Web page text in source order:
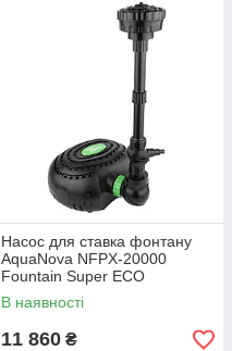
Насос для ставка фонтану
AquaNova NFPX-20000
Fountain Super ECO
В наявності
11 860 ₴